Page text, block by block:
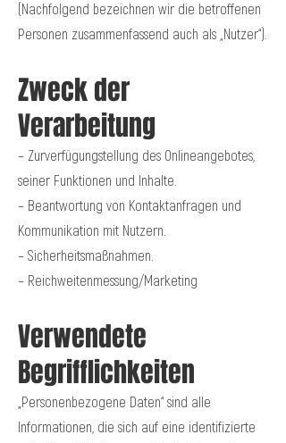
(Nachfolgend bezeichnen wir die betroffenen
Personen zusammenfassend auch als „Nutzer“).
Zweck der
Verarbeitung
– Zurverfügungstellung des Onlineangebotes,
seiner Funktionen und Inhalte.
– Beantwortung von Kontaktanfragen und
Kommunikation mit Nutzern.
– Sicherheitsmaßnahmen.
– Reichweitenmessung/Marketing
Verwendete
Begrifflichkeiten
„Personenbezogene Daten“ sind alle
Informationen, die sich auf eine identifizierte